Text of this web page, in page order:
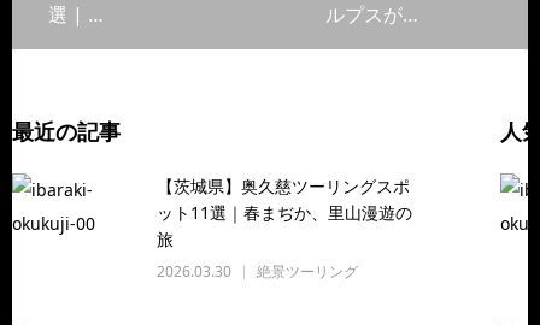
選 | …
ルプスが…
最近の記事
【茨城県】奥久慈ツーリングスポ
ット11選｜春まぢか、里山漫遊の
旅
2026.03.30 絶景ツーリング
人